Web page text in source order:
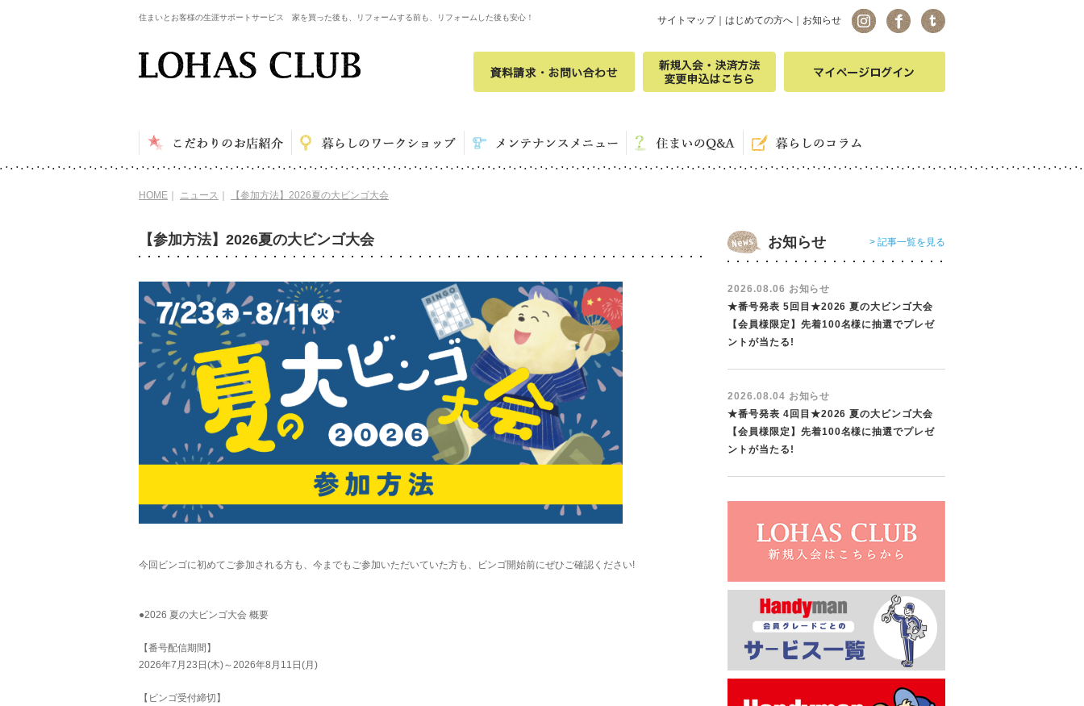
住まいとお客様の生涯サポートサービス 家を買った後も、リフォームする前も、リフォームした後も安心！ サイトマップ｜ はじめての方へ お知らせ
HOME ニュース 【参加方法】2026夏の大ビンゴ大会
【参加方法】2026夏の大ビンゴ大会
今回ビンゴに初めてご参加される方も、今までもご参加いただいていた方も、ビンゴ開始前にぜひご確認ください!
●2026 夏の大ビンゴ大会 概要
【番号配信期間】
2026年7月23日(木)～2026年8月11日(月)
【ビンゴ受付締切】
お知らせ > 記事一覧を見る
2026.08.06 お知らせ
★番号発表 5回目★2026 夏の大ビンゴ大会
【会員様限定】先着100名様に抽選でプレゼ
ントが当たる!
2026.08.04 お知らせ
★番号発表 4回目★2026 夏の大ビンゴ大会
【会員様限定】先着100名様に抽選でプレゼ
ントが当たる!